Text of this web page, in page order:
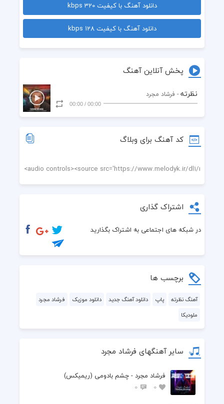
جون بخوای میده برات اونی که همسفرته
آخه اون چشات مرگ نداره
یه شهرم جلوم کم میاره
میبینم تورو گر میگیره تنم
دانلود آهنگ با کیفیت 320 kbps
دانلود آهنگ با کیفیت 128 kbps
پخش آنلاین آهنگ
نظرته - فرشاد مجرد
00:00
/
00:00
کد آهنگ برای وبلاگ
اشتراک گذاری
در شبکه های اجتماعی به اشتراک بگذارید
برچسب ها
آهنگ نظرته پاپ دانلود آهنگ جدید دانلود موزیک
فرشاد مجرد
ملودیکا
سایر آهنگهای فرشاد مجرد
فرشاد مجرد - چشم بادومی (ریمیکس)
0
0